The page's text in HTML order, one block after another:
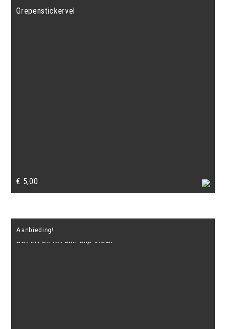
Grepenstickervel
€ 5,00
Aanbieding!
Set LH en RH anti-slip steun